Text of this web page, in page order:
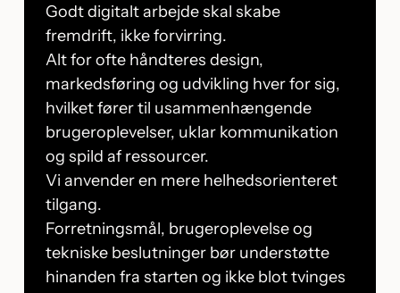
Godt digitalt arbejde skal skabe
fremdrift, ikke forvirring.
Alt for ofte håndteres design,
markedsføring og udvikling hver for sig,
hvilket fører til usammenhængende
brugeroplevelser, uklar kommunikation
og spild af ressourcer.
Vi anvender en mere helhedsorienteret
tilgang.
Forretningsmål, brugeroplevelse og
tekniske beslutninger bør understøtte
hinanden fra starten og ikke blot tvinges